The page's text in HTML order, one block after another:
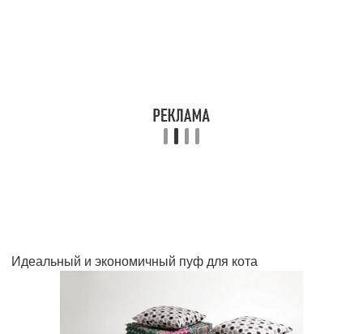
Идеальный и экономичный пуф для кота